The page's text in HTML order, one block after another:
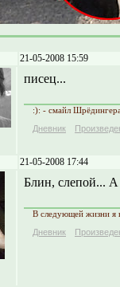
21-05-2008 15:59
писец...
:): - смайл
Дневник
21-05-2008 17:44
Блин, слепой... А
В следующей жизни я
Дневник